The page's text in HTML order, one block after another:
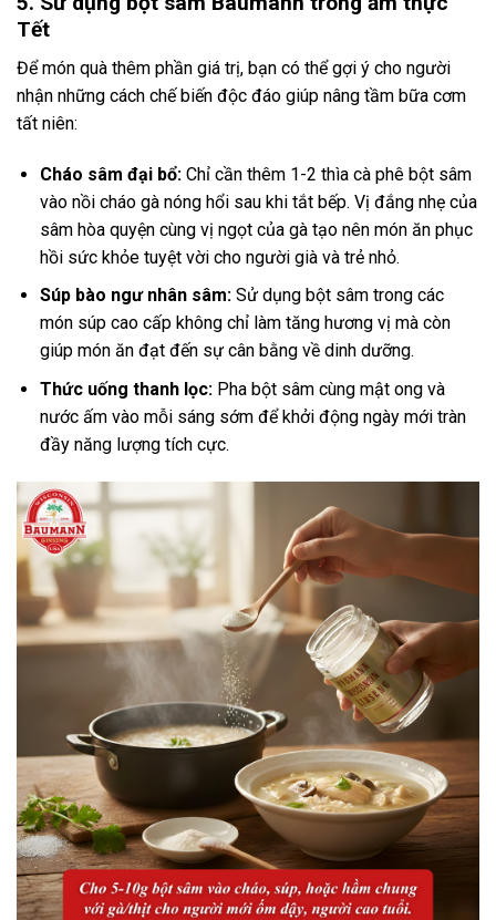
Tết
Để món quà thêm phần giá trị, bạn có thể gợi ý cho người
nhận những cách chế biến độc đáo giúp nâng tầm bữa cơm
tất niên:
Cháo sâm đại bổ:Chỉ cần thêm 1-2 thìa cà phê bột sâm
vào nồi cháo gà nóng hổi sau khi tắt bếp. Vị đắng nhẹ của
sâm hòa quyện cùng vị ngọt của gà tạo nên món ăn phục
hồi sức khỏe tuyệt vời cho người già và trẻ nhỏ.
Súp bào ngư nhân sâm:Sử dụng bột sâm trong các
món súp cao cấp không chỉ làm tăng hương vị mà còn
giúp món ăn đạt đến sự cân bằng về dinh dưỡng.
Thức uống thanh lọc:Pha bột sâm cùng mật ong và
nước ấm vào mỗi sáng sớm để khởi động ngày mới tràn
đầy năng lượng tích cực.